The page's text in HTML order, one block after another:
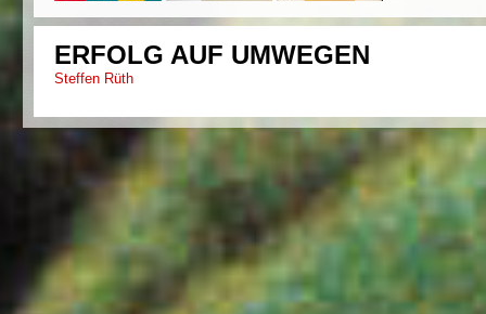
ERFOLG AUF UMWEGEN
Steffen Rüth